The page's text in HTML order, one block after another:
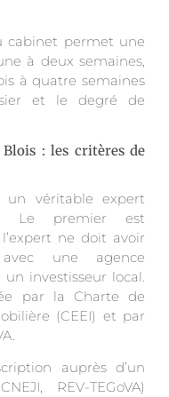
cabinet permet une
à deux semaines,
à quatre semaines
et le degré de
: les critères de
un véritable expert
Le premier est
ne doit avoir
une agence
investisseur local.
par la Charte de
(CEEI) et par
auprès d’un
REV-TEGoVA)